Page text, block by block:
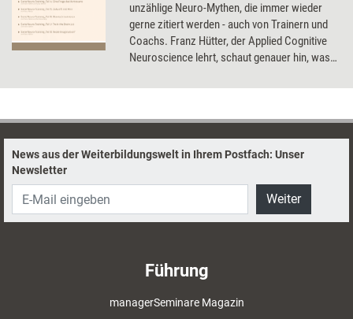
unzählige Neuro-Mythen, die immer wieder
gerne zitiert werden - auch von Trainern und
Coachs. Franz Hütter, der Applied Cognitive
Neuroscience lehrt, schaut genauer hin, was
Trainer und Coachs es für ihre Arbeit nutzen
News aus der Weiterbildungswelt in Ihrem Postfach: Unser
Newsletter
Weiter
Führung
managerSeminare Magazin